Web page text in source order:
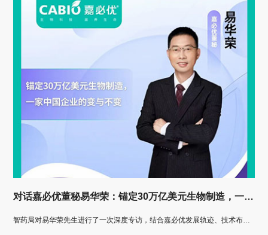
对话嘉必优董秘易华荣：锚定30万亿美元生物制造，一家中国企业的变与不变
智药局对易华荣先生进行了一次深度专访，结合嘉必优发展轨迹、技术布局与产业洞察，全面解析这家“微型跨国公司”如何在不确定性加剧的世界中，以技术定力与生态思维穿越周期，锚定长期价值。